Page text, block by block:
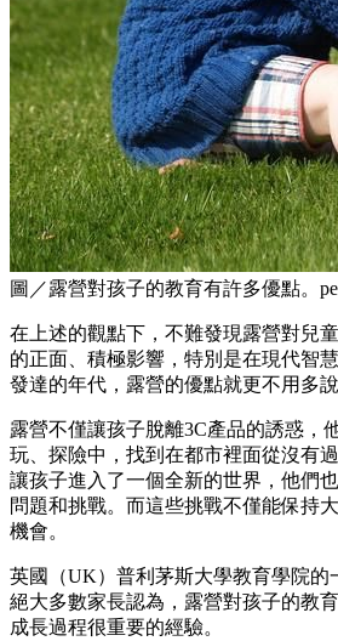
圖／露營對孩子的教育有許多優點。
在上述的觀點下，不難發現露營對兒
的正面、積極影響，特別是在現代智
發達的年代，露營的優點就更不用多說
露營不僅讓孩子脫離3C產品的誘惑，
玩、探險中，找到在都市裡面從沒有
讓孩子進入了一個全新的世界，他們
問題和挑戰。而這些挑戰不僅能保持
機會。
英國（UK）普利茅斯大學教育學院的
絕大多數家長認為，露營對孩子的教
成長過程很重要的經驗。